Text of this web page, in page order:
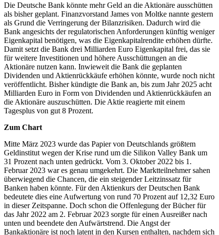
Die Deutsche Bank könnte mehr Geld an die Aktionäre ausschütten
als bisher geplant. Finanzvorstand James von Moltke nannte gestern
als Grund die Verringerung der Bilanzrisiken. Dadurch wird die
Bank angesichts der regulatorischen Anforderungen künftig weniger
Eigenkapital benötigen, was die Eigenkapitalrendite erhöhen dürfte.
Damit setzt die Bank drei Milliarden Euro Eigenkapital frei, das sie
für weitere Investitionen und höhere Ausschüttungen an die
Aktionäre nutzen kann. Inwieweit die Bank die geplanten
Dividenden und Aktienrückkäufe erhöhen könnte, wurde noch nicht
veröffentlicht. Bisher kündigte die Bank an, bis zum Jahr 2025 acht
Milliarden Euro in Form von Dividenden und Aktienrückkäufen an
die Aktionäre auszuschütten. Die Aktie reagierte mit einem
Tagesplus von gut 8 Prozent.
Zum Chart
Mitte März 2023 wurde das Papier von Deutschlands größtem
Geldinstitut wegen der Krise rund um die Silikon Valley Bank um
31 Prozent nach unten gedrückt. Vom 3. Oktober 2022 bis 1.
Februar 2023 war es genau umgekehrt. Die Marktteilnehmer sahen
überwiegend die Chancen, die ein steigender Leitzinssatz für
Banken haben könnte. Für den Aktienkurs der Deutschen Bank
bedeutete dies eine Aufwertung von rund 70 Prozent auf 12,32 Euro
in dieser Zeitspanne. Doch schon die Offenlegung der Bücher für
das Jahr 2022 am 2. Februar 2023 sorgte für einen Ausreißer nach
unten und beendete den Aufwärtstrend. Die Angst der
Bankaktionäre ist noch latent in den Kursen enthalten, nachdem sich